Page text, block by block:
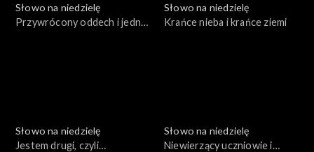
Słowo na niedzielę
Przywrócony oddech i jedno
Słowo na niedzielę
Krańce nieba i krańce ziemi
Słowo na niedzielę
Jestem drugi, czyli
Słowo na niedzielę
Niewierzący uczniowie i